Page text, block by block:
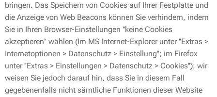
bringen. Das Speichern von Cookies auf Ihrer Festplatte und
die Anzeige von Web Beacons können Sie verhindern, indem
Sie in Ihren Browser-Einstellungen ''keine Cookies
akzeptieren'' wählen (Im MS Internet-Explorer unter ''Extras >
Internetoptionen > Datenschutz > Einstellung''; im Firefox
unter ''Extras > Einstellungen > Datenschutz > Cookies''); wir
weisen Sie jedoch darauf hin, dass Sie in diesem Fall
gegebenenfalls nicht sämtliche Funktionen dieser Website